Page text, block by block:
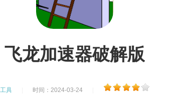
飞龙加速器破解版
工具 时间：2024-03-24